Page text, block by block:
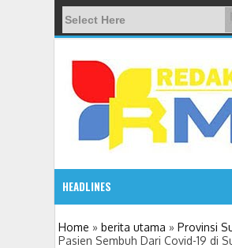
HEADLINES
08:03 AM
Home » berita utama » Provinsi
Pasien Sembuh Dari Covid-19 di